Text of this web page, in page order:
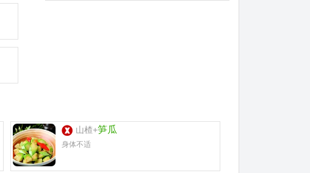
山楂+笋瓜
身体不适